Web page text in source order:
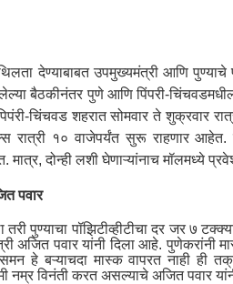
देण्याबाबत उपमुख्यमंत्री आणि
बैठकीनंतर पुणे आणि पिंपरी-चिंचवडमधील
चिंचवड शहरात सोमवार ते शुक्रवार
रात्री १० वाजेपर्यंत सुरू राहणार
मात्र,दोन्ही लशी घेणाऱ्यांनाच मॉलमध्ये
पवार
पुण्याचा पॉझिटीव्हीटीचा दर जर ७
अजित पवार यांनी दिला आहे. पुणेकरांनी
हे बऱ्याचदा मास्क वापरत नाही ही
नम्र विनंती करत असल्याचे अजित पवार